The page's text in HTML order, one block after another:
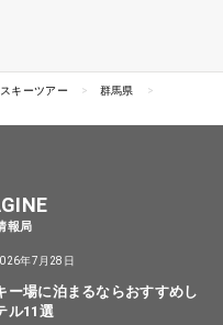
キーツアー
群馬県
報局
年7月28日
ー場に泊まるならおすすめし
ル11選